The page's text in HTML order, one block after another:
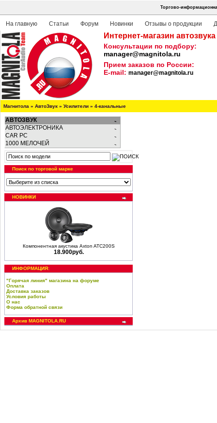
Торгово-
На главную Статьи Форум Новинки Отзывы о продукции
Интернет-магазин
Консультации по подбору:
manager@magnitola.ru
Прием заказов по России:
E-mail: manager@magnitola.ru
Магнитола » АвтоЗвук » Усилители » 4-канальные
АВТОЗВУК
АВТОЭЛЕКТРОНИКА
CAR PC
1000 МЕЛОЧЕЙ
Поиск по торговой марке
НОВИНКИ
Компонентная акустика Axton ATC200S
18.900руб.
ИНФОРМАЦИЯ:
"Горячая линия" магазина на форуме
Оплата
Доставка заказов
Условия работы
О нас
Форма обратной связи
Архив MAGNITOLA.RU